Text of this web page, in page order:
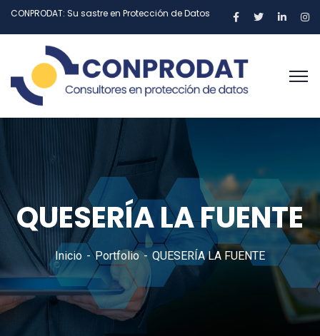
CONPRODAT: Su sastre en Protección de Datos
QUESERÍA LA FUENTE
Inicio Portfolio QUESERÍA LA FUENTE